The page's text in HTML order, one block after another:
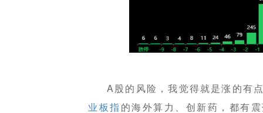
A股的风险，我觉得就是涨的有
业板指 的海外算力、创新药，都有